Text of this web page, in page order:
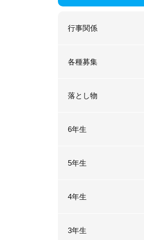
行事関係
各種募集
落とし物
6年生
5年生
4年生
3年生